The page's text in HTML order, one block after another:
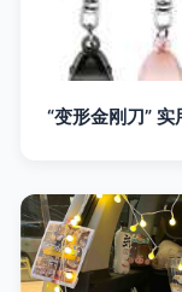
“变形金刚刀”